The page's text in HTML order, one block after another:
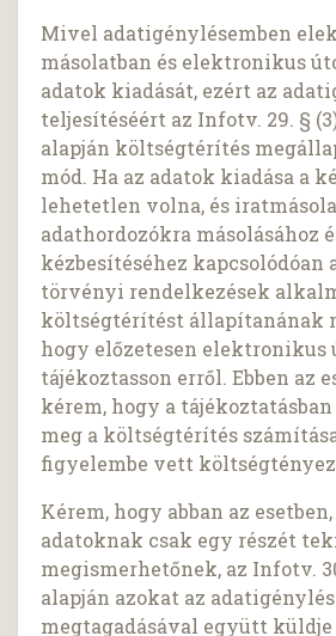
Mivel adatigénylésemben
másolatban és elektronikus
adatok kiadását, ezért az
teljesítéséért az Infotv. 29. §
alapján költségtérítés
mód. Ha az adatok kiadása a
lehetetlen volna, és
adathordozókra másolásához
kézbesítéséhez
törvényi rendelkezések
költségtérítést állapítanának
hogy előzetesen elektronikus
tájékoztasson erről. Ebben az
kérem, hogy a
meg a költségtérítés
figyelembe vett
Kérem, hogy abban az
adatoknak csak egy részét
megismerhetőnek, az Infotv.
alapján azokat az
megtagadásával együtt küldje